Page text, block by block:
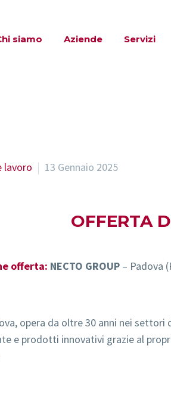
siamo Aziende Servizi
lavoro 13 Gennaio 2025
OFFERTA
offerta: NECTO GROUP – Padova
opera da oltre 30 anni nei
e prodotti innovativi grazie al